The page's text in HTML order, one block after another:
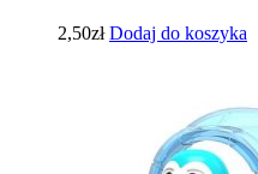
2,50zł Dodaj do koszyka